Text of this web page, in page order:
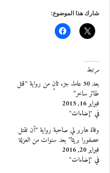
شارك هذا الموضوع:
مرتبط
بعد 50 عاما. جزء ثانٍ من رواية “قتل
طائر ساخر”
فبراير 16, 2015
في "إضاءات"
وفاة هاربر لي صاحبة رواية “أن تقتل
عصفورا بريئا” بعد سنوات من العزلة
فبراير 20, 2016
في "إضاءات"